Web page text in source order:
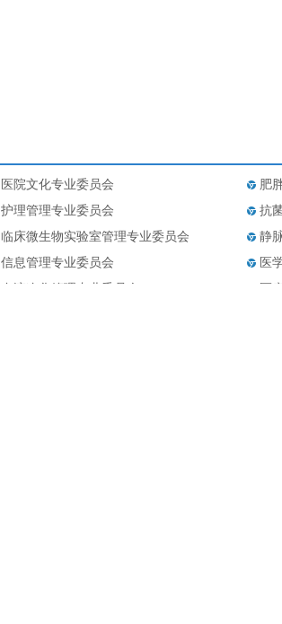
医院文化专业委员会
肥
护理管理专业委员会
抗
临床微生物实验室管理专业委员会
静
信息管理专业委员会
医